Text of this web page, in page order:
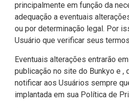
principalmente em função da
adequação a eventuais
ou por determinação legal. Por
Usuário que verificar seus
Eventuais alterações entrarão
publicação no site do Bunkyo e ,
notificar aos Usuários sempre
implantada em sua Política de